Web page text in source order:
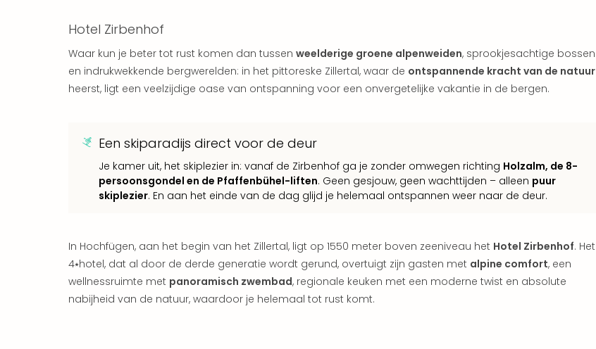
Hotel Zirbenhof
Waar kun je beter tot rust komen dan tussen weelderige groene alpenweiden, sprookjesachtige bossen
en indrukwekkende bergwerelden: in het pittoreske Zillertal, waar de ontspannende kracht van de natuur
heerst, ligt een veelzijdige oase van ontspanning voor een onvergetelijke vakantie in de bergen.
Een skiparadijs direct voor de deur
Je kamer uit, het skiplezier in: vanaf de Zirbenhof ga je zonder omwegen richting Holzalm, de 8-
persoonsgondel en de Pfaffenbühel-liften. Geen gesjouw, geen wachttijden – alleen puur
skiplezier. En aan het einde van de dag glijd je helemaal ontspannen weer naar de deur.
In Hochfügen, aan het begin van het Zillertal, ligt op 1550 meter boven zeeniveau het Hotel Zirbenhof. Het
4⭑hotel, dat al door de derde generatie wordt gerund, overtuigt zijn gasten met alpine comfort, een
wellnessruimte met panoramisch zwembad, regionale keuken met een moderne twist en absolute
nabijheid van de natuur, waardoor je helemaal tot rust komt.